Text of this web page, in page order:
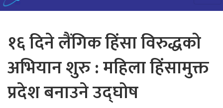
१६ दिने लैंगिक हिंसा विरुद्धको
अभियान शुरु : महिला हिंसामुक्त
प्रदेश बनाउने उद्घोष